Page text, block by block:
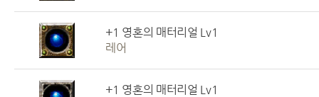
+1 영혼의 매터리얼 Lv1
레어
+1 영혼의 매터리얼 Lv1